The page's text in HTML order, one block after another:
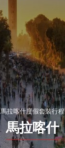
馬拉喀什度假套裝行程
馬拉喀什